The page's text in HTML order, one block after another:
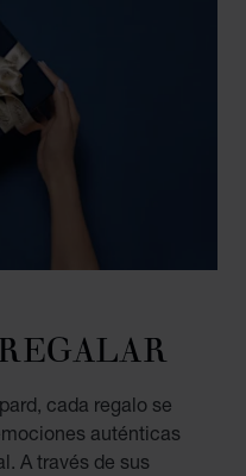
cada regalo se
auténticas
A través de sus